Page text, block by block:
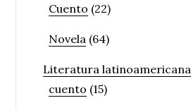
Cuento (22)
Novela (64)
Literatura latinoamericana
cuento (15)